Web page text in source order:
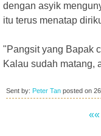
dengan asyik
itu terus menatap
"Pangsit yang Bapak
Kalau sudah matang,
Sent by: Peter Tan posted on